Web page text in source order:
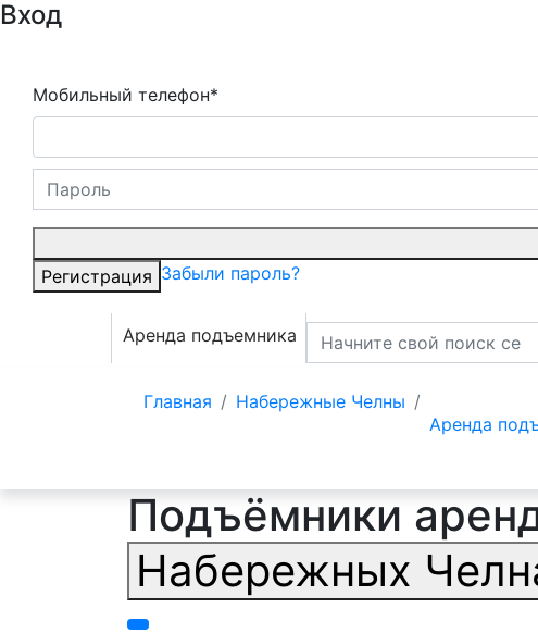
Вход
Мобильный телефон*
Регистрация Забыли пароль?
Аренда подъемника
Главная
Набережные Челны
Аренда
Подъёмники
Набережных